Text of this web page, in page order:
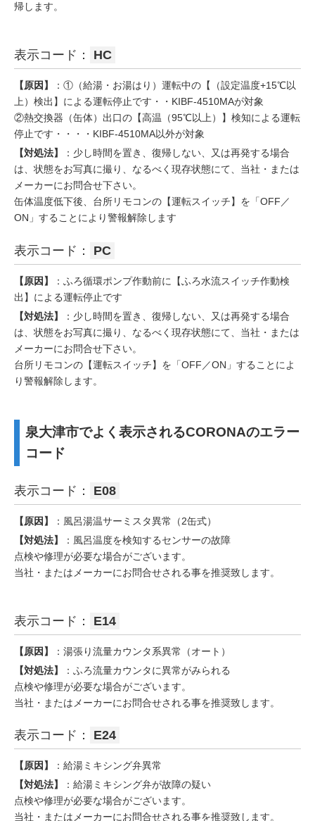
帰します。
表示コード： HC
【原因】
：①（給湯・お湯はり）運転中の【（設定温度+15℃以
上）検出】による運転停止です・・KIBF-4510MAが対象
②熱交換器（缶体）出口の【高温（95℃以上）】検知による運転
停止です・・・・KIBF-4510MA以外が対象
【対処法】
：少し時間を置き、復帰しない、又は再発する場合
は、状態をお写真に撮り、なるべく現存状態にて、当社・または
メーカーにお問合せ下さい。
缶体温度低下後、台所リモコンの【運転スイッチ】を「OFF／
ON」することにより警報解除します
表示コード： PC
【原因】
：ふろ循環ポンプ作動前に【ふろ水流スイッチ作動検
出】による運転停止です
【対処法】
：少し時間を置き、復帰しない、又は再発する場合
は、状態をお写真に撮り、なるべく現存状態にて、当社・または
メーカーにお問合せ下さい。
台所リモコンの【運転スイッチ】を「OFF／ON」することによ
り警報解除します。
泉大津市でよく表示されるCORONAのエラー
コード
表示コード： E08
【原因】
：風呂湯温サーミスタ異常（2缶式）
【対処法】
：風呂温度を検知するセンサーの故障
点検や修理が必要な場合がございます。
当社・またはメーカーにお問合せされる事を推奨致します。
表示コード： E14
【原因】
：湯張り流量カウンタ系異常（オート）
【対処法】
：ふろ流量カウンタに異常がみられる
点検や修理が必要な場合がございます。
当社・またはメーカーにお問合せされる事を推奨致します。
表示コード： E24
【原因】
：給湯ミキシング弁異常
【対処法】
：給湯ミキシング弁が故障の疑い
点検や修理が必要な場合がございます。
当社・またはメーカーにお問合せされる事を推奨致します。